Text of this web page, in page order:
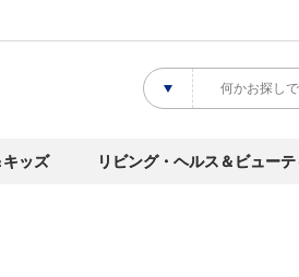
ッズ リビング・ヘルス＆ビュー